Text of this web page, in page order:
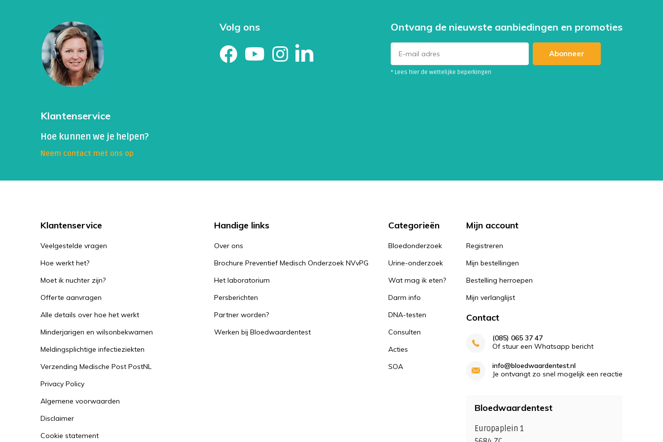
Monsterafname:
Je moet je voorbereiden op het verzamelen van een schone
urineprobe. De eerste ochtendurine wordt vaak aanbevolen omdat deze
geconcentreerder is.
Je moet zelf zorg dragen voor een urineopvangcontainer of urinepotje om een
monster op te vangen. De container moet schoon en steriel zijn.
Daarna vul je het verzendbuisje voor urine zoals in de bij geleverd instructies
of het instructiefilmpje van Bloedwaardentest.
Het is belangrijk om nauwkeurig te werken en de juiste procedures te volgen
essentieel om ernstige gevolgen te voorkomen. Veilig vrijen en regelmatige
screening op SOA's kunnen helpen bij het voorkomen en tijdig identificeren van
Deze test heeft over het algemeen voorkeur voor een swab-afname.
Klantenservice
Hoe kunnen we je helpen?
Neem contact met ons op
Volg ons Ontvang de nieuwste aanbiedingen en promoties
Abonneer
* Lees hier de wettelijke beperkingen
Klantenservice
Veelgestelde vragen
Hoe werkt het?
Moet ik nuchter zijn?
Offerte aanvragen
Alle details over hoe het werkt
Minderjarigen en wilsonbekwamen
Meldingsplichtige infectieziekten
Verzending Medische Post PostNL
Privacy Policy
Algemene voorwaarden
Disclaimer
Cookie statement
Handige links
Over ons
Brochure Preventief Medisch Onderzoek NVvPG
Het laboratorium
Persberichten
Partner worden?
Werken bij Bloedwaardentest
Categorieën
Bloedonderzoek
Urine-onderzoek
Wat mag ik eten?
Darm info
DNA-testen
Consulten
Acties
SOA
Mijn account
Registreren
Mijn bestellingen
Bestelling herroepen
Mijn verlanglijst
Contact
(085) 065 37 47
Of stuur een Whatsapp bericht
info@bloedwaardentest.nl
Je ontvangt zo snel mogelijk een reactie
Bloedwaardentest
Europaplein 1